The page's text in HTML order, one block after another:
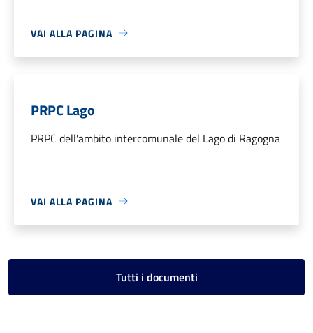
VAI ALLA PAGINA
PRPC Lago
PRPC dell'ambito intercomunale del Lago di Ragogna
VAI ALLA PAGINA
Tutti i documenti